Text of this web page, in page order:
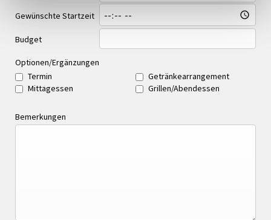
Gewünschte Startzeit
Budget
Optionen/Ergänzungen
Termin
Getränkearrangement
Mittagessen
Grillen/Abendessen
Bemerkungen